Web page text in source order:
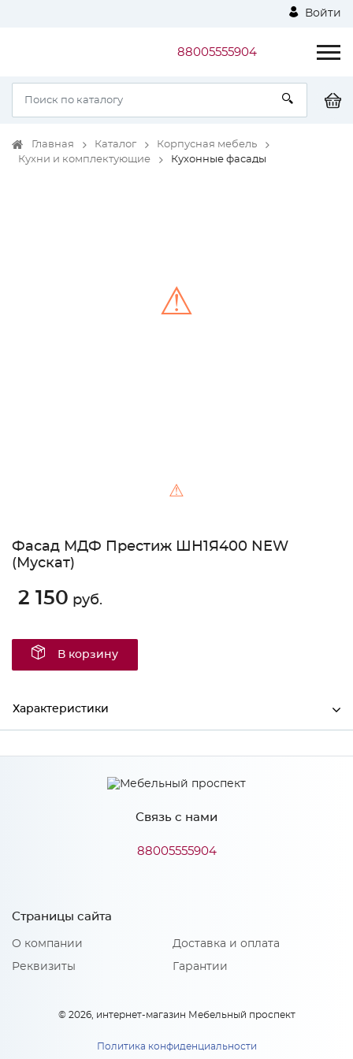
Войти
88005555904
Главная Каталог
Корпусная мебель
Кухни и комплектующие
Кухонные фасады
⚠
⚠
Фасад МДФ Престиж ШН1Я400 NEW
(Мускат)
2 150 руб.
В корзину
Характеристики
Производитель МиФ
Связь с нами
88005555904
Страницы сайта
О компании
Реквизиты
Доставка и оплата
Гарантии
© 2026, интернет-магазин Мебельный проспект
Политика конфиденциальности